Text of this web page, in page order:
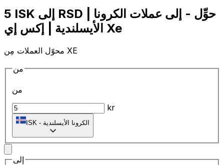
5 ISK إلى RSD | حوِّل - إلى عملات الكرونا
الأيسلندية | إكس إي Xe
محوّل العملات مِن XE
من
من
kr
ISK - الكرونا الأيسلندية
إلى